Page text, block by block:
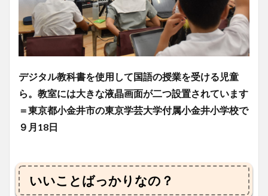
デジタル教科書を使用して国語の授業を受ける児童
ら。教室には大きな液晶画面が二つ設置されています
＝東京都小金井市の東京学芸大学付属小金井小学校で
９月18日
いいことばっかりなの？